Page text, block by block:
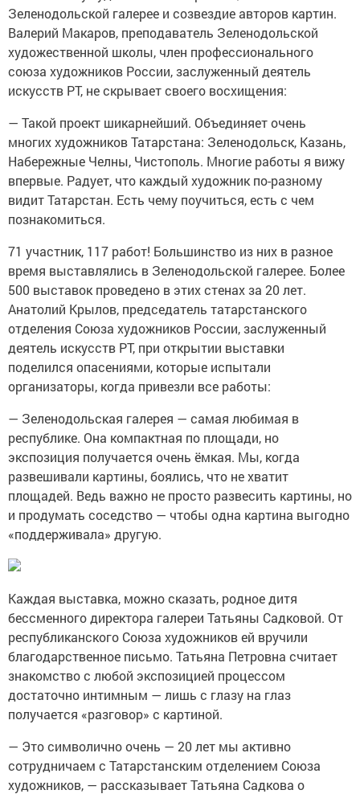
Зеленодольской галерее и созвездие авторов картин.
Валерий Макаров, преподаватель Зеленодольской
художественной школы, член профессионального
союза художников России, заслуженный деятель
искусств РТ, не скрывает своего восхищения:
— Такой проект шикарнейший. Объединяет очень
многих художников Татарстана: Зеленодольск, Казань,
Набережные Челны, Чистополь. Многие работы я вижу
впервые. Радует, что каждый художник по-разному
видит Татарстан. Есть чему поучиться, есть с чем
познакомиться.
71 участник, 117 работ! Большинство из них в разное
время выставлялись в Зеленодольской галерее. Более
500 выставок проведено в этих стенах за 20 лет.
Анатолий Крылов, председатель татарстанского
отделения Союза художников России, заслуженный
деятель искусств РТ, при открытии выставки
поделился опасениями, которые испытали
организаторы, когда привезли все работы:
— Зеленодольская галерея — самая любимая в
республике. Она компактная по площади, но
экспозиция получается очень ёмкая. Мы, когда
развешивали картины, боялись, что не хватит
площадей. Ведь важно не просто развесить картины, но
и продумать соседство — чтобы одна картина выгодно
«поддерживала» другую.
Каждая выставка, можно сказать, родное дитя
бессменного директора галереи Татьяны Садковой. От
республиканского Союза художников ей вручили
благодарственное письмо. Татьяна Петровна считает
знакомство с любой экспозицией процессом
достаточно интимным — лишь с глазу на глаз
получается «разговор» с картиной.
— Это символично очень — 20 лет мы активно
сотрудничаем с Татарстанским отделением Союза
художников, — рассказывает Татьяна Садкова о